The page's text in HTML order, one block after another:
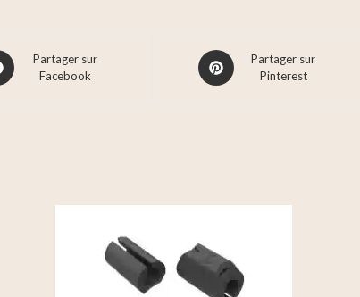
Partager sur
Facebook
Partager sur
Pinterest